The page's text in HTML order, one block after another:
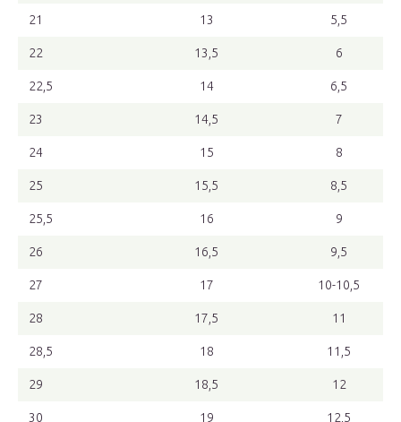
21 13 5,5
22 13,5 6
22,5 14 6,5
23 14,5 7
24 15 8
25 15,5 8,5
25,5 16 9
26 16,5 9,5
27 17 10-10,5
28 17,5 11
28,5 18 11,5
29 18,5 12
30 19 12,5